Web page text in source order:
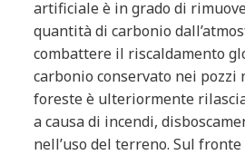
artificiale è in grado di
quantità di carbonio
combattere il riscaldamento
carbonio conservato nei pozzi
foreste è ulteriormente
a causa di incendi,
nell’uso del terreno. Sul